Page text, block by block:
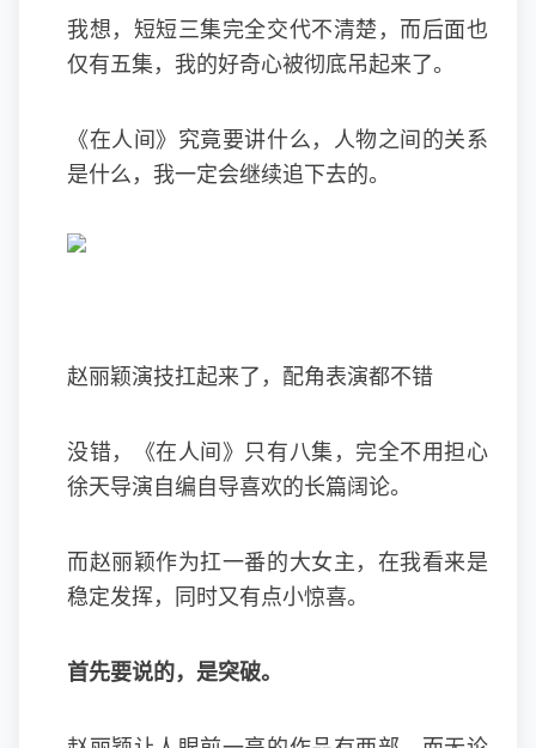
我想，短短三集完全交代不清楚，而后面也
仅有五集，我的好奇心被彻底吊起来了。
《在人间》究竟要讲什么，人物之间的关系
是什么，我一定会继续追下去的。
赵丽颖演技扛起来了，配角表演都不错
没错，《在人间》只有八集，完全不用担心
徐天导演自编自导喜欢的长篇阔论。
而赵丽颖作为扛一番的大女主，在我看来是
稳定发挥，同时又有点小惊喜。
首先要说的，是突破。